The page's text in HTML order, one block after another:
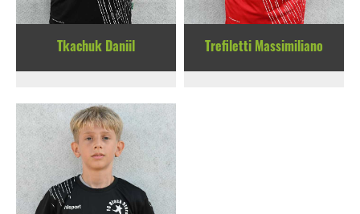
Tkachuk Daniil Trefiletti Massimiliano